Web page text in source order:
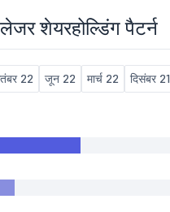
शेयरहोल्डिंग पैटर्न
22 जून 22 मार्च 22 दिसंबर 21